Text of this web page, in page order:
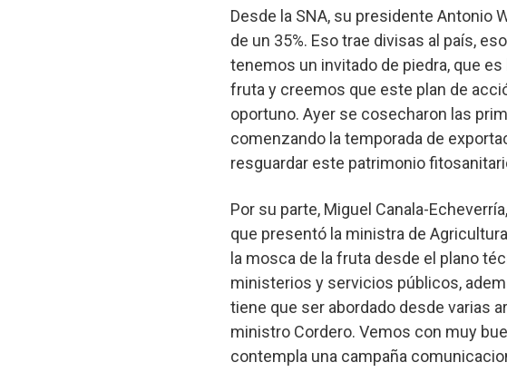
Desde la SNA, su presidente Antonio
de un 35%. Eso trae divisas al país,
tenemos un invitado de piedra, que
fruta y creemos que este plan de
oportuno. Ayer se cosecharon las
comenzando la temporada de
resguardar este patrimonio
Por su parte, Miguel Canala-
que presentó la ministra de
la mosca de la fruta desde el plano
ministerios y servicios públicos,
tiene que ser abordado desde varias
ministro Cordero. Vemos con muy
contempla una campaña